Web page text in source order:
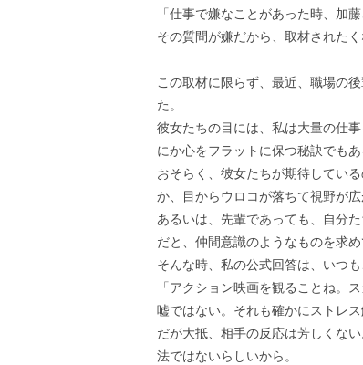
「仕事で嫌なことがあった時、加
その質問が嫌だから、取材されたく
この取材に限らず、最近、職場の
た。
彼女たちの目には、私は大量の仕
にか心をフラットに保つ秘訣でも
おそらく、彼女たちが期待してい
か、目からウロコが落ちて視野が広
あるいは、先輩であっても、自分
だと、仲間意識のようなものを求め
そんな時、私の公式回答は、いつも
「アクション映画を観ることね。
嘘ではない。それも確かにストレス
だが大抵、相手の反応は芳しくな
法ではないらしいから。